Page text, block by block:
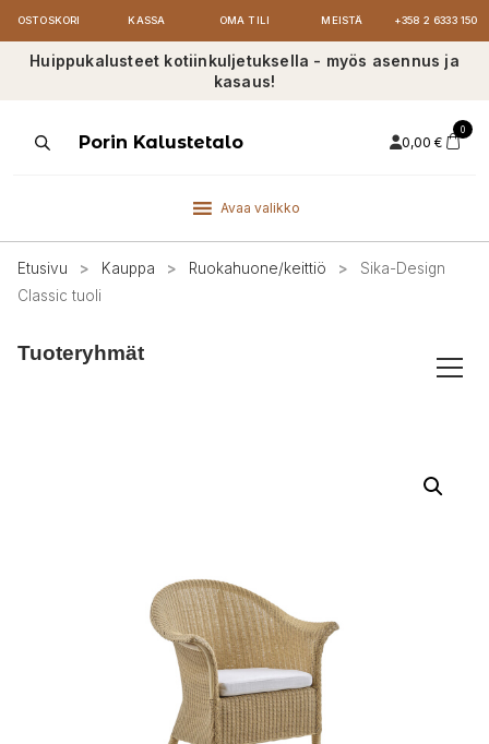
OSTOSKORI KASSA OMA TILI MEISTÄ +358 2 6333 150
Huippukalusteet kotiinkuljetuksella - myös asennus ja
kasaus!
ProductsPorin Kalustetalo 0,00 €
0
Avaa valikko
Etusivu > Kauppa > Ruokahuone/keittiö >
Sika-Design
Classic tuoli
Tuoteryhmät